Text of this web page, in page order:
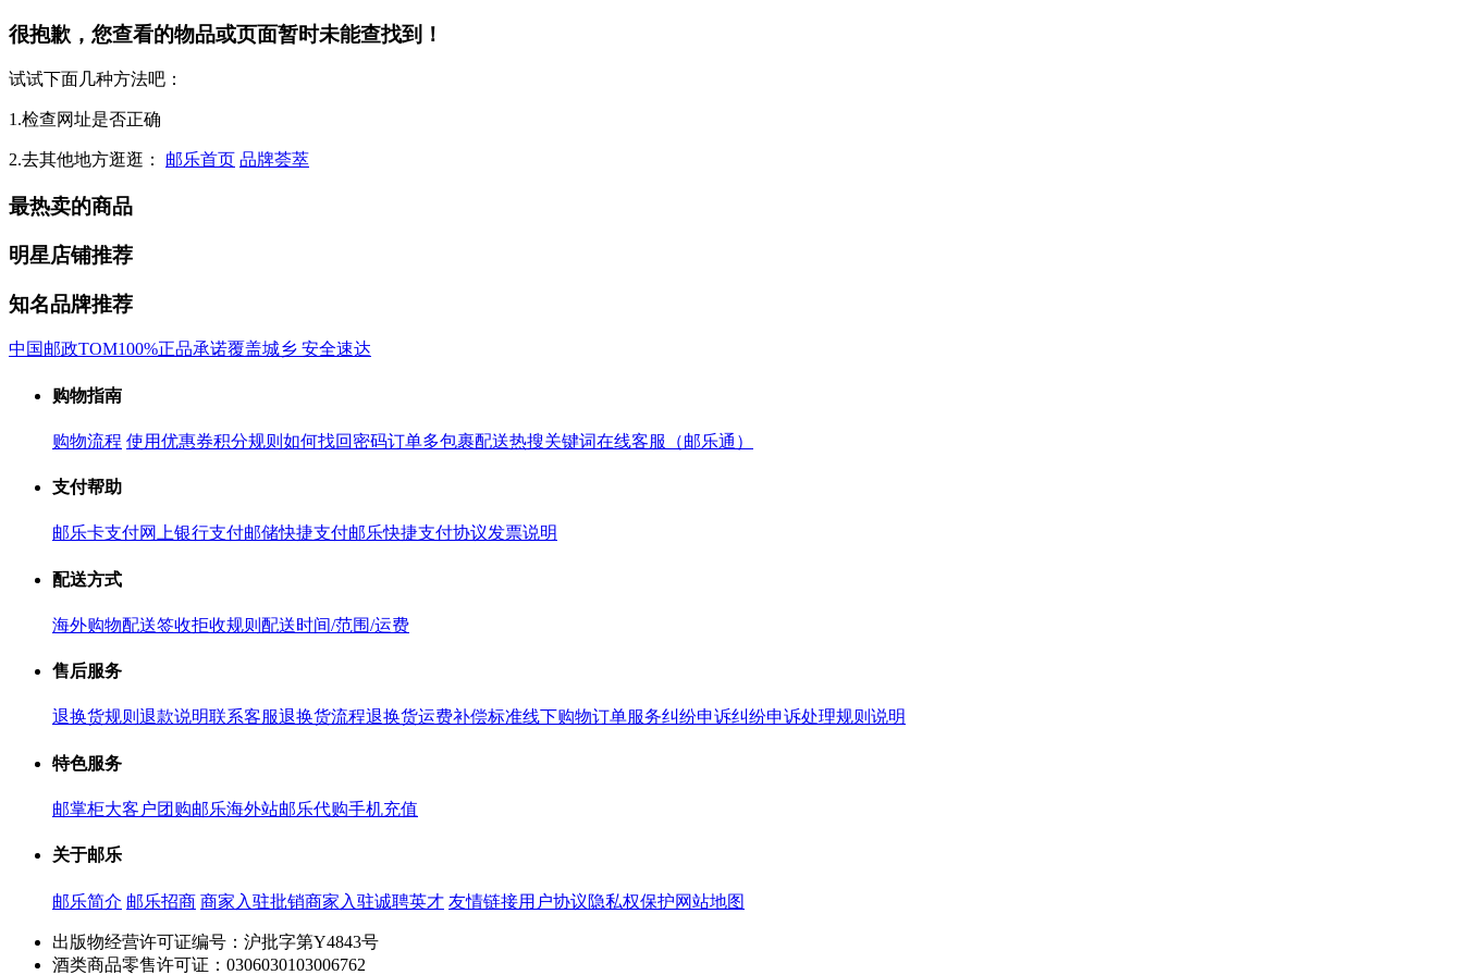
很抱歉，您查看的物品或页面暂时未能查找到！
试试下面几种方法吧：
1.检查网址是否正确
2.去其他地方逛逛： 邮乐首页 品牌荟萃
最热卖的商品
明星店铺推荐
知名品牌推荐
中国邮政TOM100%正品承诺覆盖城乡 安全速达
购物指南
购物流程 使用优惠券积分规则 如何找回密码订单多包裹配送热搜关键词在线客服（邮乐通）
支付帮助
邮乐卡支付网上银行支付邮储快捷支付邮乐快捷支付协议发票说明
配送方式
海外购物配送签收拒收规则 配送时间/范围/运费
售后服务
退换货规则 退款说明联系客服退换货流程退换货运费补偿标准线下购物订单服务纠纷申诉纠纷申诉处理规则说明
特色服务
邮掌柜大客户团购邮乐海外站邮乐代购手机充值
关于邮乐
邮乐简介 邮乐招商 商家入驻批销商家入驻诚聘英才 友情链接用户协议隐私权保护网站地图
出版物经营许可证编号：沪批字第Y4843号
酒类商品零售许可证：0306030103006762